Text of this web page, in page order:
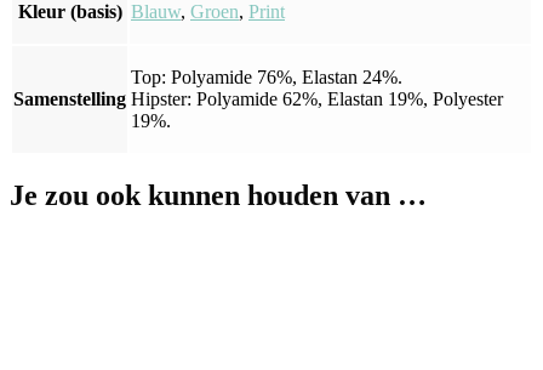
Kleur (basis) Blauw, Groen, Print
Samenstelling
Top: Polyamide 76%, Elastan 24%.
Hipster: Polyamide 62%, Elastan 19%, Polyester
19%.
Je zou ook kunnen houden van …